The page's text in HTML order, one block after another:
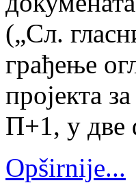
(„Сл.
грађење
пројекта
П+1, у две
Opširnije...